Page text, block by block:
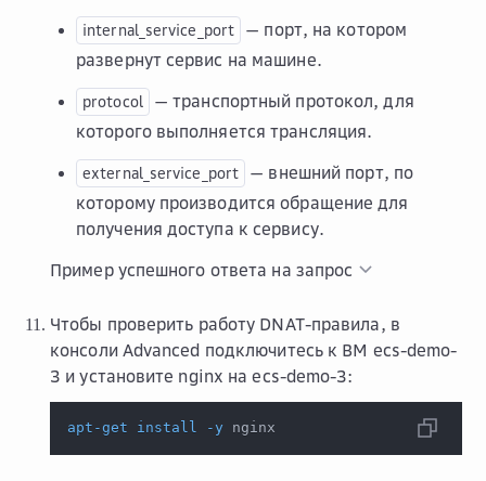
internal_service_port
— порт, на котором
развернут сервис на машине.
protocol
— транспортный протокол, для
которого выполняется трансляция.
external_service_port
— внешний порт, по
которому производится обращение для
получения доступа к сервису.
Пример успешного ответа на запрос
Чтобы проверить работу DNAT-правила, в
консоли Advanced подключитесь к ВМ ecs-demo-
3 и установите nginx на ecs-demo-3:
apt-get install -y nginx